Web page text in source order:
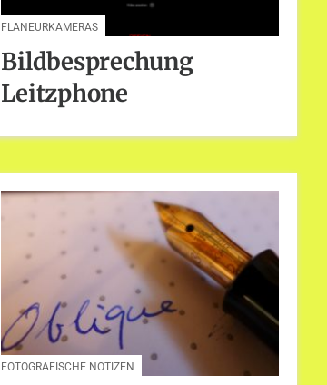
FLANEURKAMERAS
Bildbesprechung
Leitzphone
FOTOGRAFISCHE NOTIZEN